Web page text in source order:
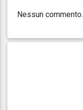
Nessun commento.